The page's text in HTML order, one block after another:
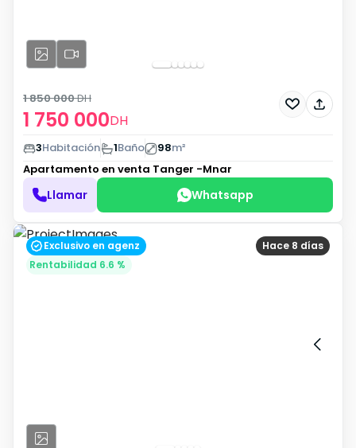
1 750 000DH
1 850 000DH
3Habitación 1Baño 98m²
Apartamento en venta Tanger -Mnar
Llamar Whatsapp
Hace 8 días
Exclusivo en agenz
Rentabilidad 6.6 %